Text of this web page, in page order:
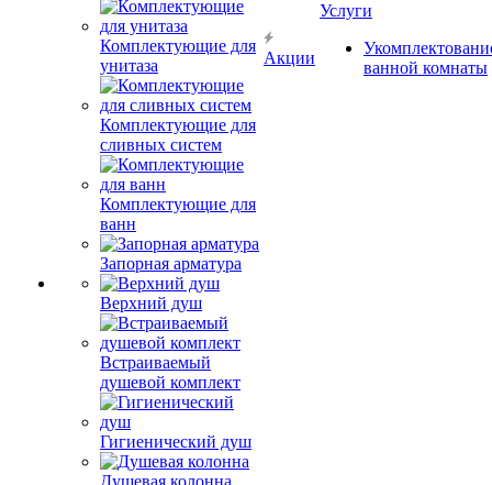
Комплектующие для
унитаза
Комплектующие для
сливных систем
Комплектующие для
ванн
Запорная арматура
Верхний душ
Встраиваемый
душевой комплект
Гигиенический душ
Душевая колонна
Акции
Услуги
ванной комнаты